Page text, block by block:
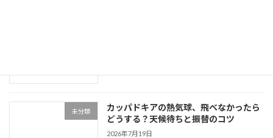
未分類
カッパドキアの熱気球、飛べなかったら
どうする？天候待ちと振替のコツ
2026年7月19日